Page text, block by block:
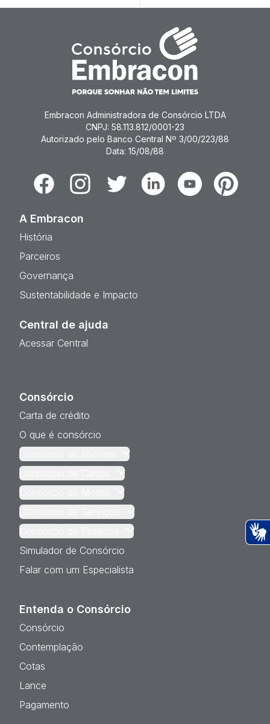
Embracon Administradora de Consórcio LTDA
CNPJ: 58.113.812/0001-23
Autorizado pelo Banco Central Nº 3/00/223/88
Data: 15/08/88
FacebookInstagramTwitter LinkedinYoutubePinterest
A Embracon
História
Parceiros
Governança
Sustentabilidade e Impacto
Central de ajuda
Acessar Central
Consórcio
Carta de crédito
O que é consórcio
Consórcio de Imóveis
Consórcio de Carros
Consórcio de Motos
Consórcio de Serviços
Consórcio de Pesados
Simulador de Consórcio
Falar com um Especialista
Entenda o Consórcio
Consórcio
Contemplação
Cotas
Lance
Pagamento